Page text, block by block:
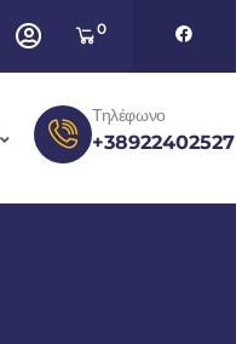
0
Τηλέφωνο
+38922402527